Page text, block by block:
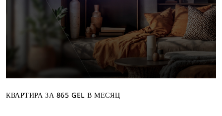
КВАРТИРА ЗА 865 GEL В МЕСЯЦ